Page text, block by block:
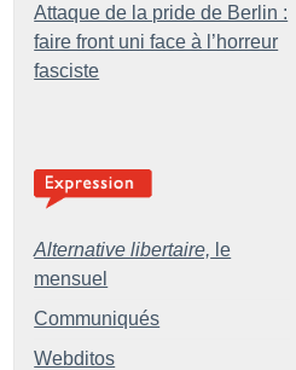
Attaque de la pride de Berlin :
faire front uni face à l’horreur
fasciste
Alternative libertaire, le
mensuel
Communiqués
Webditos